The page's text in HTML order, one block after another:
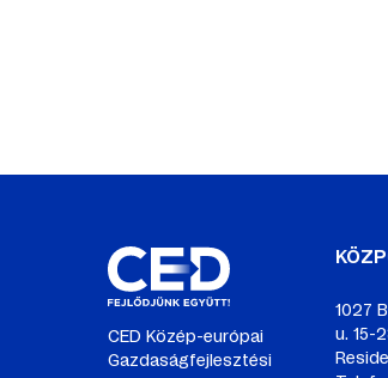
CED Közép-európai
Gazdaságfejlesztési
1027
u. 15-